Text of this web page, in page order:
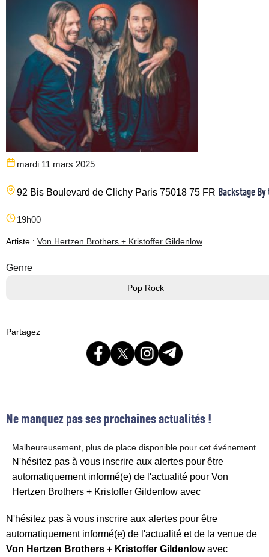
mardi 11 mars 2025
92 Bis Boulevard de Clichy Paris 75018 75 FR Backstage
19h00
Artiste : Von Hertzen Brothers + Kristoffer Gildenlow
Genre
Pop Rock
Partagez
Ne manquez pas ses prochaines actualités !
Malheureusement, plus de place disponible pour cet événement
N'hésitez pas à vous inscrire aux alertes pour être
automatiquement informé(e) de l'actualité pour Von
Hertzen Brothers + Kristoffer Gildenlow avec
N'hésitez pas à vous inscrire aux alertes pour être
automatiquement informé(e) de l'actualité et de la venue de
Von Hertzen Brothers + Kristoffer Gildenlowavec